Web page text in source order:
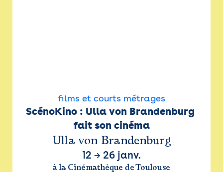
films et courts métrages
ScénoKino : Ulla von Brandenburg
fait son cinéma
Ulla von Brandenburg
12 → 26 janv.
à la Cinémathèque de Toulouse